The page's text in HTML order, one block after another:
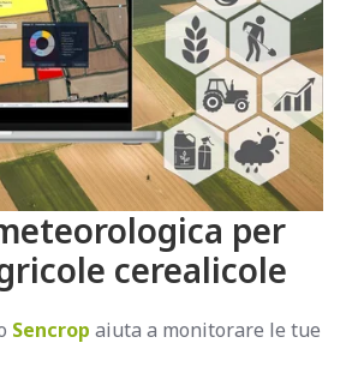
per
cerealicole
Sencrop aiuta a monitorare le tue